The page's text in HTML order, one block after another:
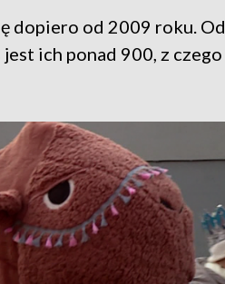
dopiero od 2009 roku. Od
jest ich ponad 900, z czego